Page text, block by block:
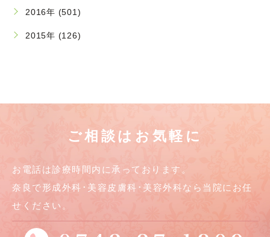
2016年 (501)
2015年 (126)
ご相談はお気軽に
お電話は診療時間内に承っております。
奈良で形成外科･美容皮膚科･美容外科なら当院にお任
せください。